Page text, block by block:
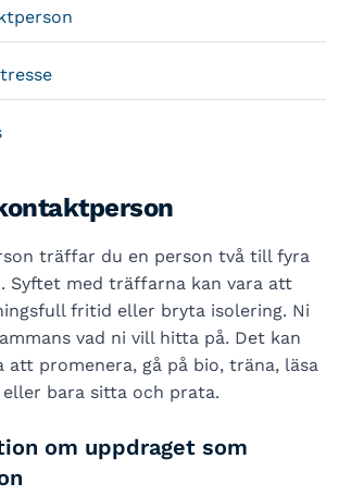
träffar du en person två till fyra
Syftet med träffarna kan vara att
fritid eller bryta isolering. Ni
vad ni vill hitta på. Det kan
att promenera, gå på bio, träna, läsa
bara sitta och prata.
om uppdraget som